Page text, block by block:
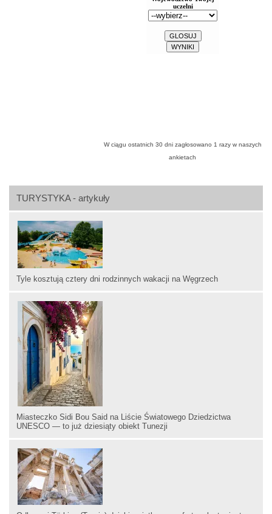
TURYSTYKA - artykuły
Tyle kosztują cztery dni rodzinnych wakacji na Węgrzech
Miasteczko Sidi Bou Said na Liście Światowego Dziedzictwa
UNESCO — to już dziesiąty obiekt Tunezji
W ciągu ostatnich 30 dni zagłosowano 1 razy w naszych
ankietach